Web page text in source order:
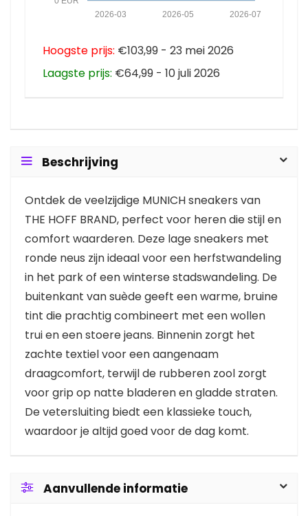
2026-07
2026-05
2026-03
Hoogste prijs: €103,99 - 23 mei 2026
Laagste prijs: €64,99 - 10 juli 2026
Beschrijving
Ontdek de veelzijdige MUNICH sneakers van
THE HOFF BRAND, perfect voor heren die stijl en
comfort waarderen. Deze lage sneakers met
ronde neus zijn ideaal voor een herfstwandeling
in het park of een winterse stadswandeling. De
buitenkant van suède geeft een warme, bruine
tint die prachtig combineert met een wollen
trui en een stoere jeans. Binnenin zorgt het
zachte textiel voor een aangenaam
draagcomfort, terwijl de rubberen zool zorgt
voor grip op natte bladeren en gladde straten.
De vetersluiting biedt een klassieke touch,
waardoor je altijd goed voor de dag komt.
Aanvullende informatie